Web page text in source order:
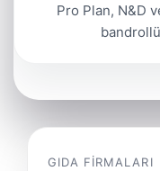
Pro Plan, N&D
GIDA FIRMALARI